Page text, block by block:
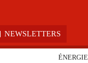
NEWSLETTERS
ÉNERGIE